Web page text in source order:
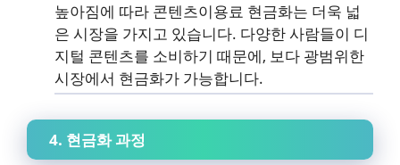
높아짐에 따라 콘텐츠이용료 현금화는 더욱 넓
은 시장을 가지고 있습니다. 다양한 사람들이 디
지털 콘텐츠를 소비하기 때문에, 보다 광범위한
시장에서 현금화가 가능합니다.
4. 현금화 과정